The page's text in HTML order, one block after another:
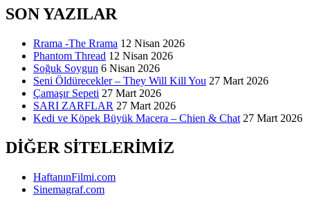
SON YAZILAR
Rrama -The Rrama 12 Nisan 2026
Phantom Thread 12 Nisan 2026
Soğuk Soygun 6 Nisan 2026
Seni Öldürecekler – They Will Kill You 27 Mart 2026
Çamaşır Sepeti 27 Mart 2026
SARI ZARFLAR 27 Mart 2026
Kedi ve Köpek Büyük Macera – Chien & Chat 27 Mart 2026
DIĞER SITELERIMIZ
HaftanınFilmi.com
Sinemagraf.com